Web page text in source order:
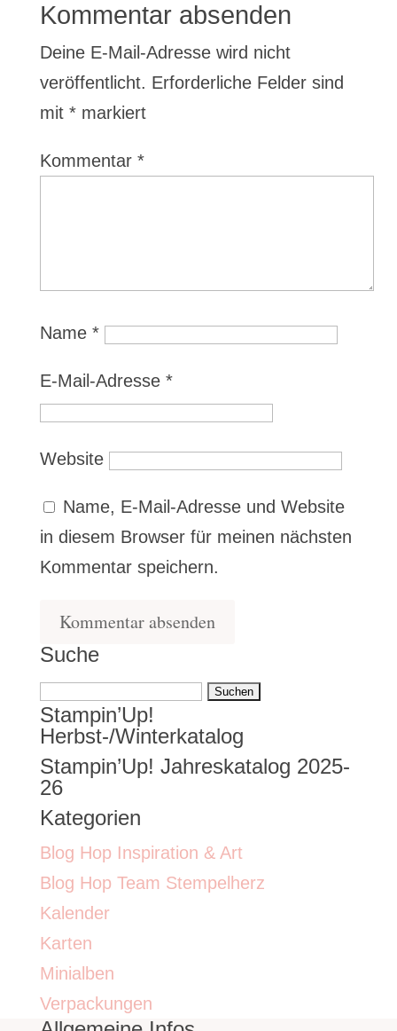
Kommentar absenden
Deine E-Mail-Adresse wird nicht
veröffentlicht. Erforderliche Felder sind
mit *markiert
Kommentar *
Name *
E-Mail-Adresse *
Website
Name, E-Mail-Adresse und Website
in diesem Browser für meinen nächsten
Kommentar speichern.
Suche
Suchen
nach:
Stampin’Up!
Herbst-/Winterkatalog
Stampin’Up! Jahreskatalog 2025-
26
Kategorien
Blog Hop Inspiration & Art
Blog Hop Team Stempelherz
Kalender
Karten
Minialben
Verpackungen